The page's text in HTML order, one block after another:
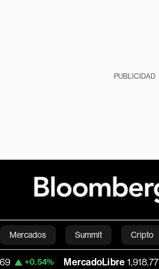
PUBLICIDAD
Mercados Summit Cripto
Economía Estilo de vida
MercadoLibre 1,918.77 +1.52%